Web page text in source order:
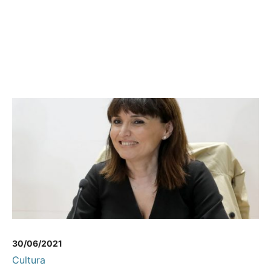
30/06/2021
Cultura